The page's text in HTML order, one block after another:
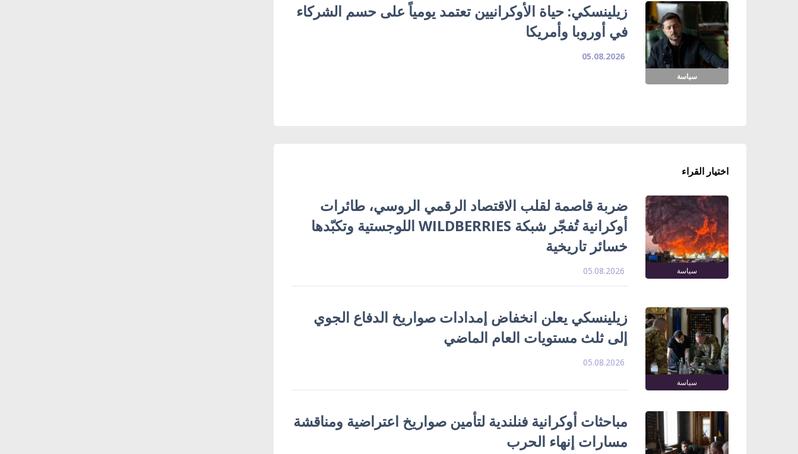
سياسة
زيلينسكي: حياة الأوكرانيين تعتمد يومياً على حسم الشركاء
في أوروبا وأمريكا
05.08.2026
اختيار القراء
سياسة
ضربة قاصمة لقلب الاقتصاد الرقمي الروسي، طائرات
أوكرانية تُفجّر شبكة WILDBERRIES اللوجستية وتكبّدها
خسائر تاريخية
05.08.2026
سياسة
زيلينسكي يعلن انخفاض إمدادات صواريخ الدفاع الجوي
إلى ثلث مستويات العام الماضي
05.08.2026
مباحثات أوكرانية فنلندية لتأمين صواريخ اعتراضية ومناقشة
مسارات إنهاء الحرب